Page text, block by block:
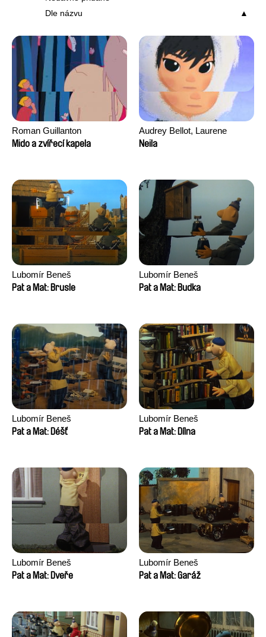
Dle názvu
Roman Guillanton
Mido a zvířecí kapela
Audrey Bellot, Laurene
Desoutter, Amandine
David Tabar, Guillaume
Vezzoli, Eline Zhang
Neila
Lubomír Beneš
Pat a Mat: Brusle
Lubomír Beneš
Pat a Mat: Budka
Lubomír Beneš
Pat a Mat: Déšť
Lubomír Beneš
Pat a Mat: Dílna
Lubomír Beneš
Pat a Mat: Dveře
Lubomír Beneš
Pat a Mat: Garáž